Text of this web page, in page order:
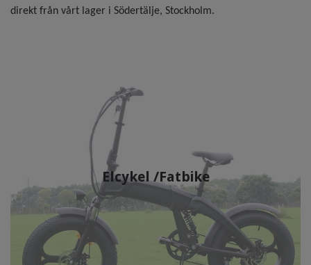
direkt från vårt lager i Södertälje, Stockholm.
Elcykel /Fatbike